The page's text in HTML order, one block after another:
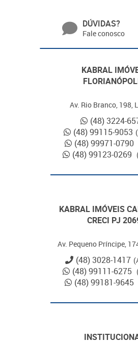
DÚVIDAS?
Fale conosco
KABRAL
Av. Rio Branco, 198,
(48) 3224-
(48) 99115-9053
(48) 99971-0790
(48) 99123-0269
KABRAL IMÓVEIS
CRECI PJ
Av. Pequeno Príncipe,
(48) 3028-1417
(48) 99111-6275
(48) 99181-9645